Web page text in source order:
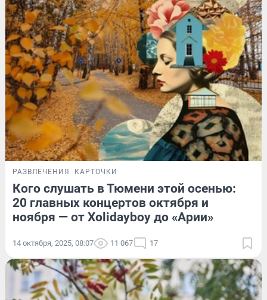
РАЗВЛЕЧЕНИЯ КАРТОЧКИ
Кого слушать в Тюмени этой осенью:
20 главных концертов октября и
ноября — от Xolidayboy до «Арии»
14 октября, 2025, 08:07 11 067 17